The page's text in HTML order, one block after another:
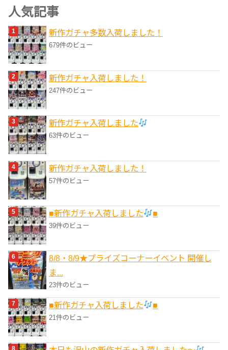
ゴ
リ
ー
人気記事
新作ガチャ多数入荷しました！
679件のビュー
新作ガチャ入荷しました！
247件のビュー
新作ガチャ入荷しました
63件のビュー
新作ガチャ入荷しました！
57件のビュー
■新作ガチャ入荷しました ■
39件のビュー
8/8・8/9★プライズコーナーイベント 開催し
ま...
23件のビュー
■新作ガチャ入荷しました ■
21件のビュー